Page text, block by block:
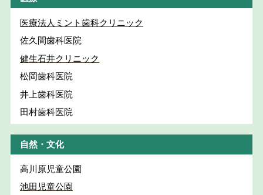
医療法人ミント歯科クリニック
佐久間歯科医院
健生石井クリニック
松岡歯科医院
井上歯科医院
田村歯科医院
自然・文化
高川原児童公園
池田児童公園